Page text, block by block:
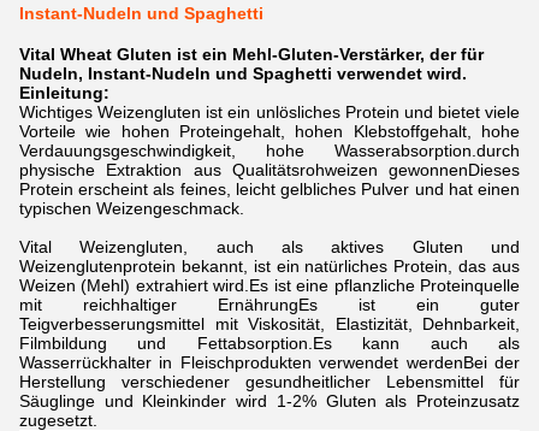
Instant-Nudeln und Spaghetti
Vital Wheat Gluten ist ein Mehl-Gluten-Verstärker, der für
Nudeln, Instant-Nudeln und Spaghetti verwendet wird.
Einleitung:
Wichtiges Weizengluten ist ein unlösliches Protein und bietet viele
Vorteile wie hohen Proteingehalt, hohen Klebstoffgehalt, hohe
Verdauungsgeschwindigkeit, hohe Wasserabsorption.durch
physische Extraktion aus Qualitätsrohweizen gewonnenDieses
Protein erscheint als feines, leicht gelbliches Pulver und hat einen
typischen Weizengeschmack.
Vital Weizengluten, auch als aktives Gluten und
Weizenglutenprotein bekannt, ist ein natürliches Protein, das aus
Weizen (Mehl) extrahiert wird.Es ist eine pflanzliche Proteinquelle
mit reichhaltiger ErnährungEs ist ein guter
Teigverbesserungsmittel mit Viskosität, Elastizität, Dehnbarkeit,
Filmbildung und Fettabsorption.Es kann auch als
Wasserrückhalter in Fleischprodukten verwendet werdenBei der
Herstellung verschiedener gesundheitlicher Lebensmittel für
Säuglinge und Kleinkinder wird 1-2% Gluten als Proteinzusatz
zugesetzt.